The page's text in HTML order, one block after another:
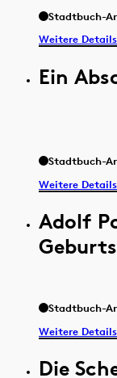
Stadtbuch-
Weitere
Ein
Stadtbuch-
Weitere
Adolf
Stadtbuch-
Weitere
Die